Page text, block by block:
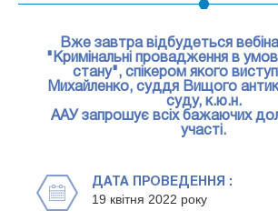
Вже завтра відбудеться
"Кримінальні провадження в
стану", спікером якого
Михайленко, суддя Вищого
суду, к.ю.н.
ААУ запрошує всіх бажаючих
участі.
ДАТА ПРОВЕДЕННЯ :
19 квітня 2022 року